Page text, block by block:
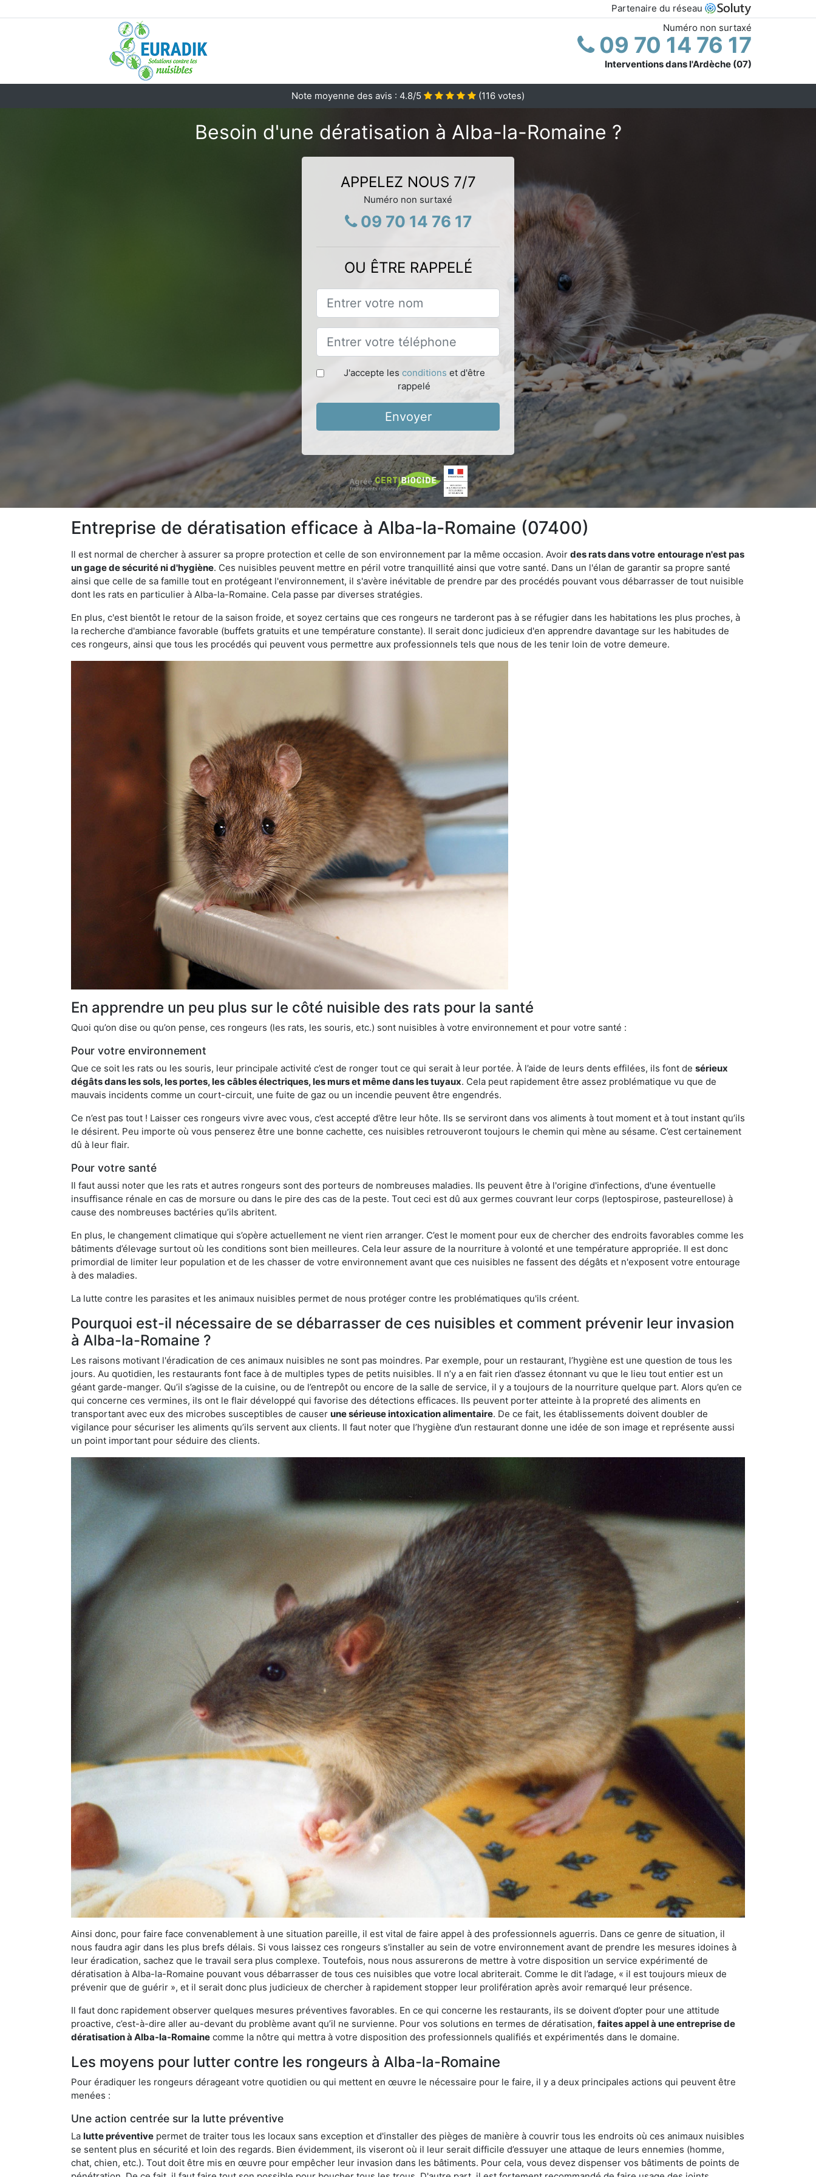
Partenaire du réseau
Numéro non surtaxé
09 70 14 76 17
Interventions dans l'Ardèche (07)
Note moyenne des avis : 4.8/5 (116 votes)
Besoin d'une dératisation à Alba-la-Romaine ?
APPELEZ NOUS 7/7
Numéro non surtaxé
09 70 14 76 17
OU ÊTRE RAPPELÉ
J'accepte les conditions et d'être
rappelé
Envoyer
Entreprise de dératisation efficace à Alba-la-Romaine (07400)
Il est normal de chercher à assurer sa propre protection et celle de son environnement par la même occasion. Avoir des rats dans votre entourage n'est pas
un gage de sécurité ni d'hygiène. Ces nuisibles peuvent mettre en péril votre tranquillité ainsi que votre santé. Dans un l'élan de garantir sa propre santé
ainsi que celle de sa famille tout en protégeant l'environnement, il s'avère inévitable de prendre par des procédés pouvant vous débarrasser de tout nuisible
dont les rats en particulier à Alba-la-Romaine. Cela passe par diverses stratégies.
En plus, c'est bientôt le retour de la saison froide, et soyez certains que ces rongeurs ne tarderont pas à se réfugier dans les habitations les plus proches, à
la recherche d'ambiance favorable (buffets gratuits et une température constante). Il serait donc judicieux d'en apprendre davantage sur les habitudes de
ces rongeurs, ainsi que tous les procédés qui peuvent vous permettre aux professionnels tels que nous de les tenir loin de votre demeure.
En apprendre un peu plus sur le côté nuisible des rats pour la santé
Quoi qu’on dise ou qu’on pense, ces rongeurs (les rats, les souris, etc.) sont nuisibles à votre environnement et pour votre santé :
Pour votre environnement
Que ce soit les rats ou les souris, leur principale activité c’est de ronger tout ce qui serait à leur portée. À l’aide de leurs dents effilées, ils font de sérieux
dégâts dans les sols, les portes, les câbles électriques, les murs et même dans les tuyaux. Cela peut rapidement être assez problématique vu que de
mauvais incidents comme un court-circuit, une fuite de gaz ou un incendie peuvent être engendrés.
Ce n’est pas tout ! Laisser ces rongeurs vivre avec vous, c’est accepté d’être leur hôte. Ils se serviront dans vos aliments à tout moment et à tout instant qu’ils
le désirent. Peu importe où vous penserez être une bonne cachette, ces nuisibles retrouveront toujours le chemin qui mène au sésame. C’est certainement
dû à leur flair.
Pour votre santé
Il faut aussi noter que les rats et autres rongeurs sont des porteurs de nombreuses maladies. Ils peuvent être à l'origine d'infections, d'une éventuelle
insuffisance rénale en cas de morsure ou dans le pire des cas de la peste. Tout ceci est dû aux germes couvrant leur corps (leptospirose, pasteurellose) à
cause des nombreuses bactéries qu’ils abritent.
En plus, le changement climatique qui s’opère actuellement ne vient rien arranger. C’est le moment pour eux de chercher des endroits favorables comme les
bâtiments d’élevage surtout où les conditions sont bien meilleures. Cela leur assure de la nourriture à volonté et une température appropriée. Il est donc
primordial de limiter leur population et de les chasser de votre environnement avant que ces nuisibles ne fassent des dégâts et n'exposent votre entourage
à des maladies.
La lutte contre les parasites et les animaux nuisibles permet de nous protéger contre les problématiques qu'ils créent.
Pourquoi est-il nécessaire de se débarrasser de ces nuisibles et comment prévenir leur invasion
à Alba-la-Romaine ?
Les raisons motivant l'éradication de ces animaux nuisibles ne sont pas moindres. Par exemple, pour un restaurant, l’hygiène est une question de tous les
jours. Au quotidien, les restaurants font face à de multiples types de petits nuisibles. Il n’y a en fait rien d’assez étonnant vu que le lieu tout entier est un
géant garde-manger. Qu’il s’agisse de la cuisine, ou de l’entrepôt ou encore de la salle de service, il y a toujours de la nourriture quelque part. Alors qu’en ce
qui concerne ces vermines, ils ont le flair développé qui favorise des détections efficaces. Ils peuvent porter atteinte à la propreté des aliments en
transportant avec eux des microbes susceptibles de causer une sérieuse intoxication alimentaire. De ce fait, les établissements doivent doubler de
vigilance pour sécuriser les aliments qu’ils servent aux clients. Il faut noter que l’hygiène d’un restaurant donne une idée de son image et représente aussi
un point important pour séduire des clients.
Ainsi donc, pour faire face convenablement à une situation pareille, il est vital de faire appel à des professionnels aguerris. Dans ce genre de situation, il
nous faudra agir dans les plus brefs délais. Si vous laissez ces rongeurs s'installer au sein de votre environnement avant de prendre les mesures idoines à
leur éradication, sachez que le travail sera plus complexe. Toutefois, nous nous assurerons de mettre à votre disposition un service expérimenté de
dératisation à Alba-la-Romaine pouvant vous débarrasser de tous ces nuisibles que votre local abriterait. Comme le dit l’adage, « il est toujours mieux de
prévenir que de guérir », et il serait donc plus judicieux de chercher à rapidement stopper leur prolifération après avoir remarqué leur présence.
Il faut donc rapidement observer quelques mesures préventives favorables. En ce qui concerne les restaurants, ils se doivent d’opter pour une attitude
proactive, c’est-à-dire aller au-devant du problème avant qu’il ne survienne. Pour vos solutions en termes de dératisation, faites appel à une entreprise de
dératisation à Alba-la-Romaine comme la nôtre qui mettra à votre disposition des professionnels qualifiés et expérimentés dans le domaine.
Les moyens pour lutter contre les rongeurs à Alba-la-Romaine
Pour éradiquer les rongeurs dérageant votre quotidien ou qui mettent en œuvre le nécessaire pour le faire, il y a deux principales actions qui peuvent être
menées :
Une action centrée sur la lutte préventive
La lutte préventive permet de traiter tous les locaux sans exception et d'installer des pièges de manière à couvrir tous les endroits où ces animaux nuisibles
se sentent plus en sécurité et loin des regards. Bien évidemment, ils viseront où il leur serait difficile d’essuyer une attaque de leurs ennemies (homme,
chat, chien, etc.). Tout doit être mis en œuvre pour empêcher leur invasion dans les bâtiments. Pour cela, vous devez dispenser vos bâtiments de points de